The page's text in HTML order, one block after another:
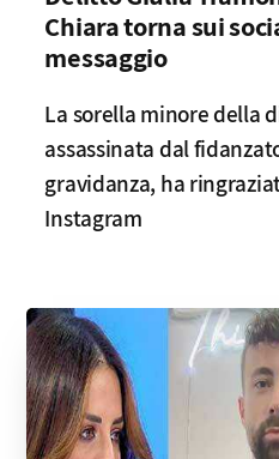
Chiara torna sui
messaggio
La sorella minore della
assassinata dal
gravidanza, ha
Instagram